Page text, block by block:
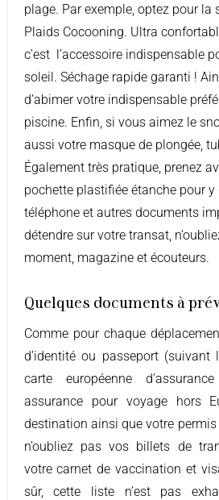
plage. Par exemple, optez pour la
Plaids Cocooning. Ultra
c’est l’accessoire indispensable
soleil. Séchage rapide garanti !
d’abimer votre indispensable
piscine. Enfin, si vous aimez le
aussi votre masque de plongée,
Également très pratique, prenez
pochette plastifiée étanche pour y
téléphone et autres documents
détendre sur votre transat,
moment, magazine et écouteurs.
Quelques documents à
Comme pour chaque déplacement, prenez votre pièce
d’identité ou passeport (suivant
carte européenne
assurance pour voyage hors
destination ainsi que votre permis
n’oubliez pas vos billets de
votre carnet de vaccination et
sûr, cette liste n’est pas